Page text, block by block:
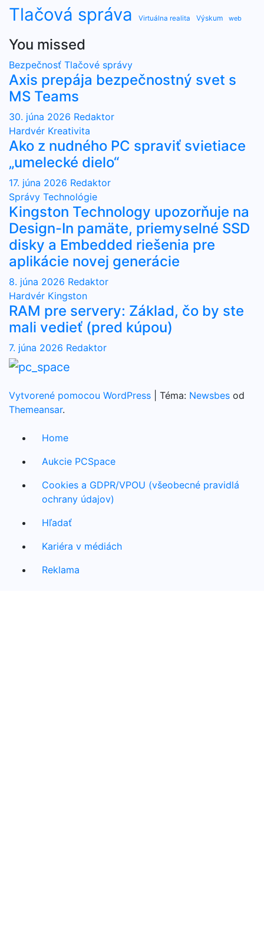
Tlačová správa Virtuálna realita Výskum web
You missed
Bezpečnosť Tlačové správy
Axis prepája bezpečnostný svet s
MS Teams
30. júna 2026 Redaktor
Hardvér Kreativita
Ako z nudného PC spraviť svietiace
„umelecké dielo“
17. júna 2026 Redaktor
Správy Technológie
Kingston Technology upozorňuje na
Design-In pamäte, priemyselné SSD
disky a Embedded riešenia pre
aplikácie novej generácie
8. júna 2026 Redaktor
Hardvér Kingston
RAM pre servery: Základ, čo by ste
mali vedieť (pred kúpou)
7. júna 2026 Redaktor
Vytvorené pomocou WordPress Téma: Newsbes od
Themeansar.
Home
Aukcie PCSpace
Cookies a GDPR/VPOU (všeobecné pravidlá
ochrany údajov)
Hľadať
Kariéra v médiách
Reklama